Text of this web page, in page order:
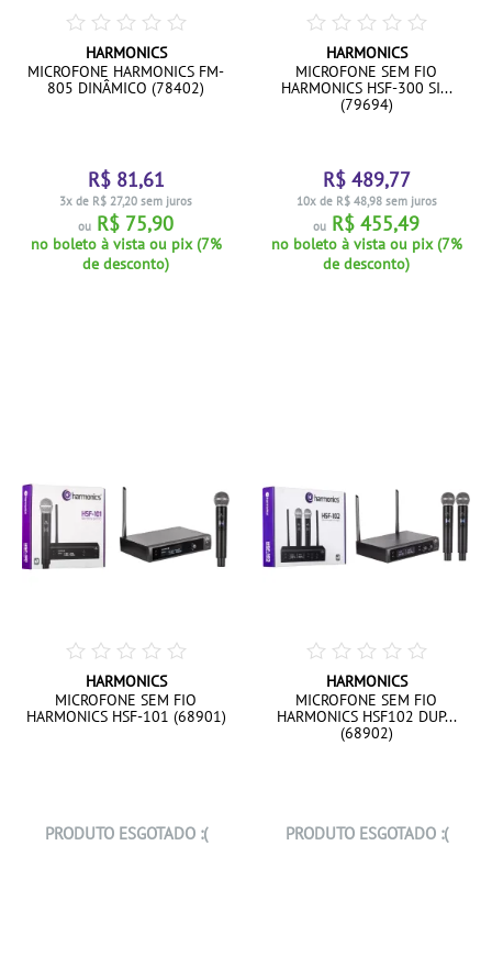
HARMONICS
MICROFONE HARMONICS FM-
805 DINÂMICO (78402)
R$ 81,61
3x de R$ 27,20 sem juros
ou R$ 75,90
no boleto à vista ou pix (7%
de desconto)
HARMONICS
MICROFONE SEM FIO
HARMONICS HSF-300 SI...
(79694)
R$ 489,77
10x de R$ 48,98 sem juros
ou R$ 455,49
no boleto à vista ou pix (7%
de desconto)
HARMONICS
MICROFONE SEM FIO
HARMONICS HSF-101 (68901)
PRODUTO ESGOTADO :(
HARMONICS
MICROFONE SEM FIO
HARMONICS HSF102 DUP...
(68902)
PRODUTO ESGOTADO :(